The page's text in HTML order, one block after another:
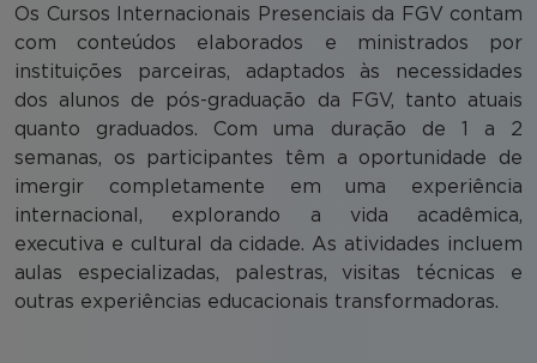
Os Cursos Internacionais Presenciais da FGV contam
com conteúdos elaborados e ministrados por
instituições parceiras, adaptados às necessidades
dos alunos de pós-graduação da FGV, tanto atuais
quanto graduados. Com uma duração de 1 a 2
semanas, os participantes têm a oportunidade de
imergir completamente em uma experiência
internacional, explorando a vida acadêmica,
executiva e cultural da cidade. As atividades incluem
aulas especializadas, palestras, visitas técnicas e
outras experiências educacionais transformadoras.